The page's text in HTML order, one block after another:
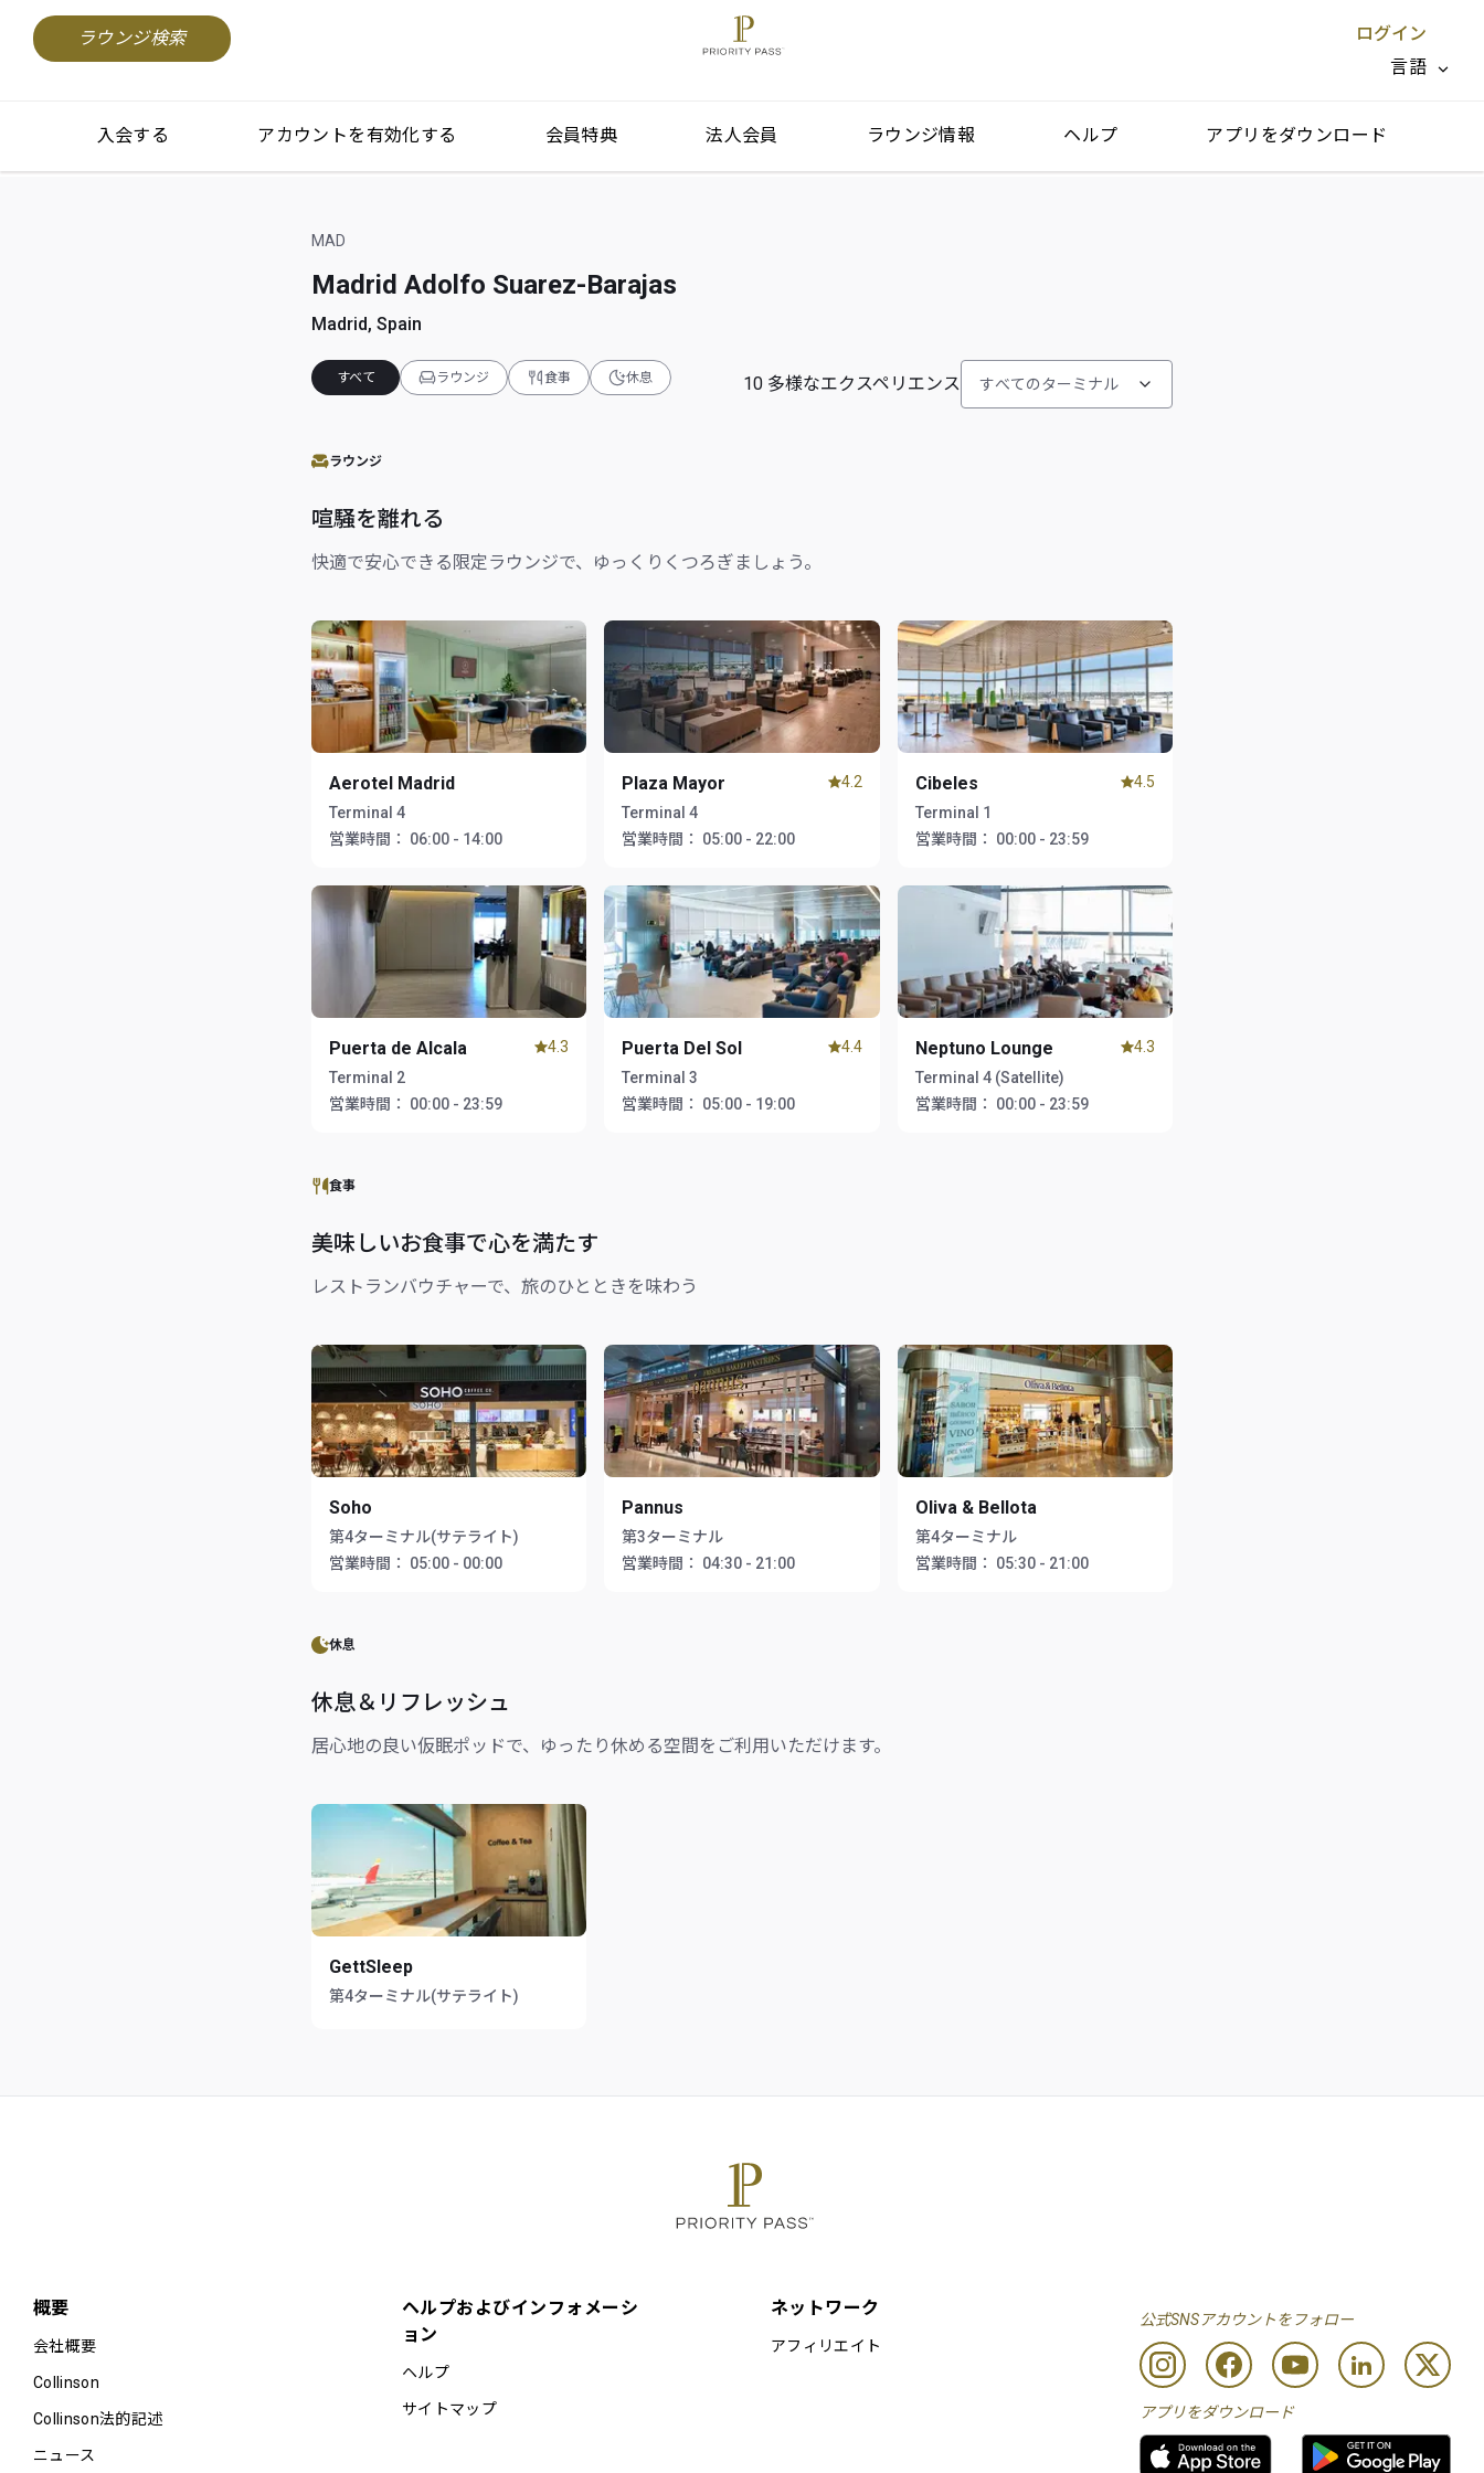
ラウンジ検索
ログイン
言語
閉じる X
入会する アカウントを有効化する 会員特典 法人会員 ラウンジ情報 ヘルプ アプリをダウンロード
MAD
Madrid Adolfo Suarez-Barajas
Madrid, Spain
すべて ラウンジ 食事 休息 10 多様なエクスペリエンス すべてのターミナル
ラウンジ
喧騒を離れる
快適で安心できる限定ラウンジで、ゆっくりくつろぎましょう。
Aerotel Madrid
Terminal 4
営業時間：
06:00 - 14:00
Plaza Mayor
Terminal 4
営業時間：
05:00 - 22:00
4.2 Cibeles
Terminal 1
営業時間：
00:00 - 23:59
4.5
Puerta de Alcala
Terminal 2
営業時間：
00:00 - 23:59
4.3 Puerta Del Sol
Terminal 3
営業時間：
05:00 - 19:00
4.4 Neptuno Lounge
Terminal 4 (Satellite)
営業時間：
00:00 - 23:59
4.3
食事
美味しいお食事で心を満たす
レストランバウチャーで、旅のひとときを味わう
Soho
第4ターミナル(サテライト)
営業時間：
05:00 - 00:00
Pannus
第3ターミナル
営業時間：
04:30 - 21:00
Oliva & Bellota
第4ターミナル
営業時間：
05:30 - 21:00
休息
休息＆リフレッシュ
居心地の良い仮眠ポッドで、ゆったり休める空間をご利用いただけます。
GettSleep
第4ターミナル(サテライト)
概要
会社概要
Collinson
Collinson法的記述
ニュース
ヘルプおよびインフォメーシ
ョン
ヘルプ
サイトマップ
ネットワーク
アフィリエイト
公式SNSアカウントをフォロー
アプリをダウンロード